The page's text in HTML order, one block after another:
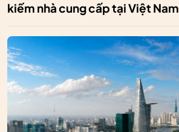
kiếm nhà cung cấp tại Việt Nam